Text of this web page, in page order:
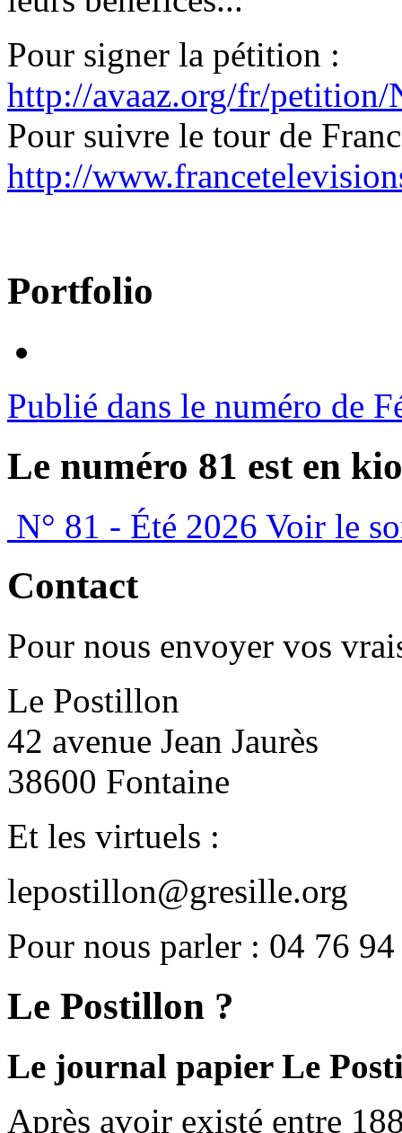
Pour signer la pétition :
http://avaaz.org/fr/petition/
Pour suivre le tour de
http://
Portfolio
Publié dans le numéro de
Le numéro 81 est en
N° 81 - Été 2026 Voir le
Contact
Pour nous envoyer vos
Le Postillon
42 avenue Jean Jaurès
38600 Fontaine
Et les virtuels :
lepostillon@gresille.org
Pour nous parler : 04 76
Le Postillon ?
Le journal papier Le
Après avoir existé entre